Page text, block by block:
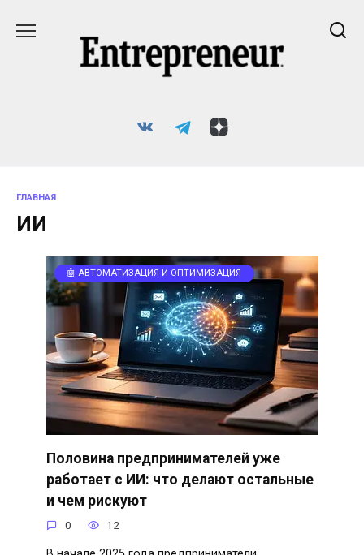
ГЛАВНАЯ
ИИ
🤖 АВТОМАТИЗАЦИЯ И ОПТИМИЗАЦИЯ
Половина предпринимателей уже
работает с ИИ: что делают остальные
и чем рискуют
0 12